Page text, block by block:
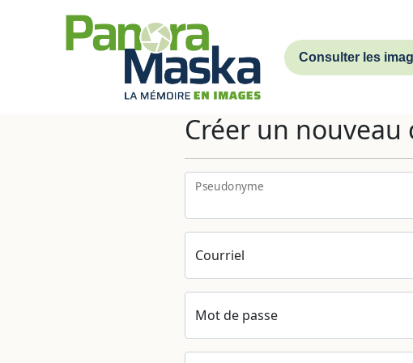
Consulter les
Créer un nouveau
Pseudonyme
Courriel
Mot de passe